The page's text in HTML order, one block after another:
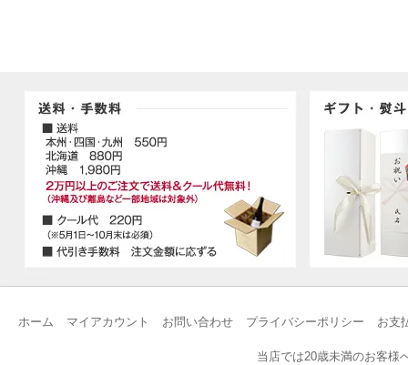
ホーム マイアカウント お問い合わせ プライバシーポリシー お支
当店では20歳未満のお客様